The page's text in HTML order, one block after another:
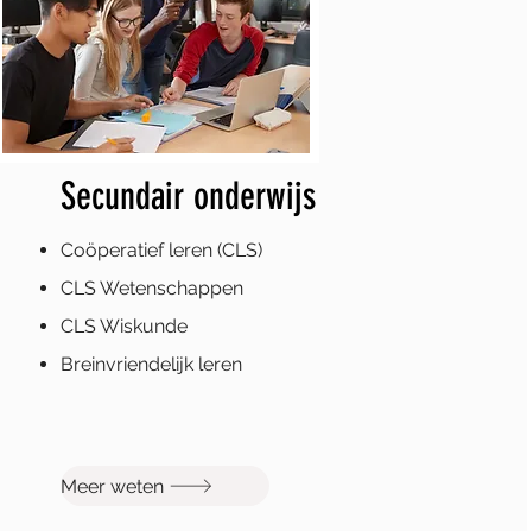
Secundair onderwijs
Coöperatief leren (CLS)
CLS Wetenschappen
CLS Wiskunde
Breinvriendelijk leren
Meer weten